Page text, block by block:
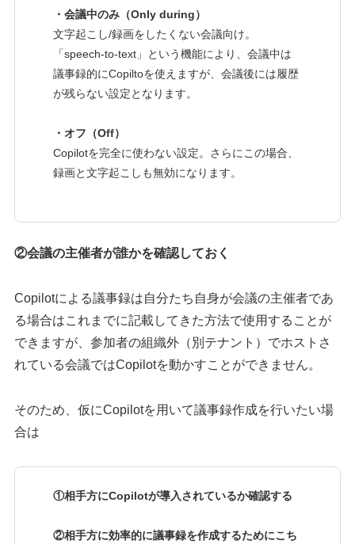
・会議中のみ（Only during）
文字起こし/録画をしたくない会議向け。
「speech-to-text」という機能により、会議中は
議事録的にCopiltoを使えますが、会議後には履歴
が残らない設定となります。
・オフ（Off）
Copilotを完全に使わない設定。さらにこの場合、
録画と文字起こしも無効になります。
②会議の主催者が誰かを確認しておく
Copilotによる議事録は自分たち自身が会議の主催者であ
る場合はこれまでに記載してきた方法で使用することが
できますが、参加者の組織外（別テナント）でホストさ
れている会議ではCopilotを動かすことができません。
そのため、仮にCopilotを用いて議事録作成を行いたい場
合は
①相手方にCopilotが導入されているか確認する
②相手方に効率的に議事録を作成するためにこち